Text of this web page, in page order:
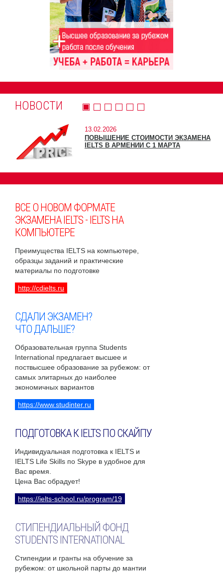
НОВОСТИ
13.02.2026
ПОВЫШЕНИЕ СТОИМОСТИ ЭКЗАМЕНА
IELTS В АРМЕНИИ С 1 МАРТА
ВСЕ О НОВОМ ФОРМАТЕ
ЭКЗАМЕНА IELTS - IELTS НА
КОМПЬЮТЕРЕ
Преимущества IELTS на компьютере,
образцы заданий и практические
материалы по подготовке
http://cdielts.ru
СДАЛИ ЭКЗАМЕН?
ЧТО ДАЛЬШЕ?
Образовательная группа Students
International предлагает высшее и
поствысшее образование за рубежом: от
самых элитарных до наиболее
экономичных вариантов
https://www.studinter.ru
ПОДГОТОВКА К IELTS ПО СКАЙПУ
Индивидуальная подготовка к IELTS и
IELTS Life Skills по Skype в удобное для
Вас время.
Цена Вас обрадует!
https://ielts-school.ru/program/19
СТИПЕНДИАЛЬНЫЙ ФОНД
STUDENTS INTERNATIONAL
Стипендии и гранты на обучение за
рубежом: от школьной парты до мантии